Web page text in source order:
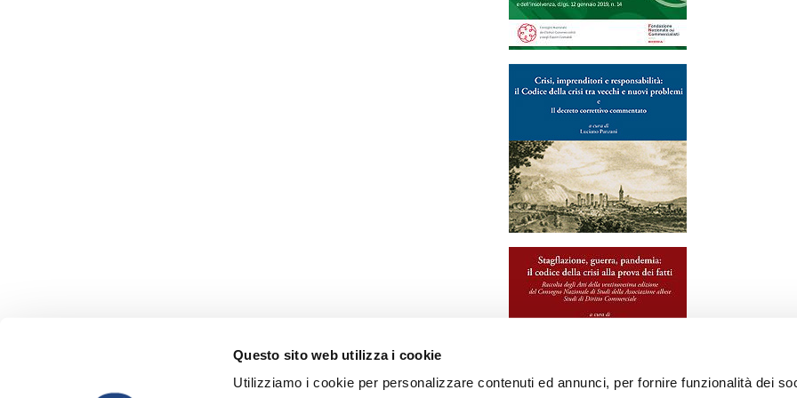
Questo sito web utilizza i cookie
Utilizziamo i cookie per personalizzare contenuti ed annunci, per fornire funzionalità dei